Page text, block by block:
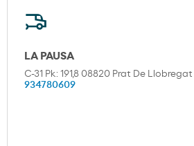
LA PAUSA
C-31 Pk: 191,8 08820 Prat De Llobregat
934780609